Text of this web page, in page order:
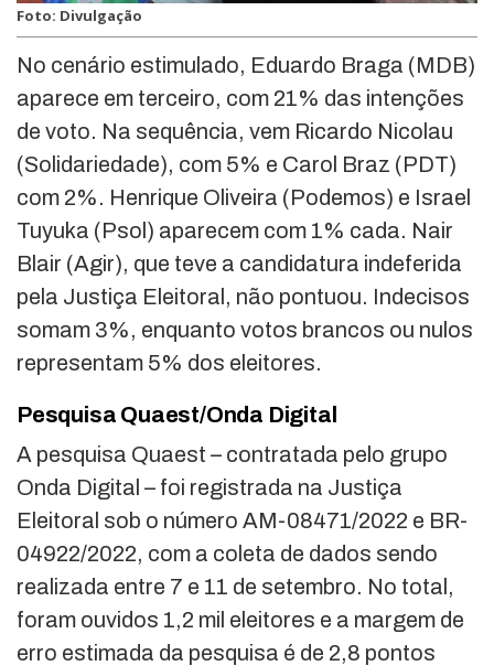
Foto: Divulgação
No cenário estimulado, Eduardo Braga (MDB)
aparece em terceiro, com 21% das intenções
de voto. Na sequência, vem Ricardo Nicolau
(Solidariedade), com 5% e Carol Braz (PDT)
com 2%. Henrique Oliveira (Podemos) e Israel
Tuyuka (Psol) aparecem com 1% cada. Nair
Blair (Agir), que teve a candidatura indeferida
pela Justiça Eleitoral, não pontuou. Indecisos
somam 3%, enquanto votos brancos ou nulos
representam 5% dos eleitores.
Pesquisa Quaest/Onda Digital
A pesquisa Quaest – contratada pelo grupo
Onda Digital – foi registrada na Justiça
Eleitoral sob o número AM-08471/2022 e BR-
04922/2022, com a coleta de dados sendo
realizada entre 7 e 11 de setembro. No total,
foram ouvidos 1,2 mil eleitores e a margem de
erro estimada da pesquisa é de 2,8 pontos